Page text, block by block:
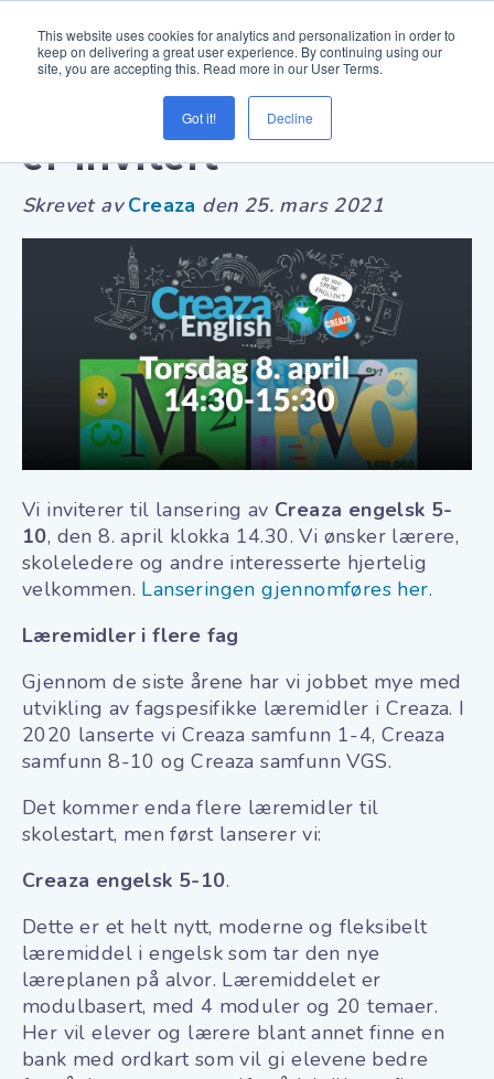
This website uses cookies for analytics and personalization in order to
keep on delivering a great user experience. By continuing using our
site, you are accepting this. Read more in our User Terms.
Got it! Decline
8. april kl. 14.30 - Du
er invitert
Skrevet avCreaza den 25. mars 2021
Vi inviterer til lansering av Creaza engelsk 5-
10, den 8. april klokka 14.30. Vi ønsker lærere,
skoleledere og andre interesserte hjertelig
velkommen. Lanseringen gjennomføres her.
Læremidler i flere fag
Gjennom de siste årene har vi jobbet mye med
utvikling av fagspesifikke læremidler i Creaza. I
2020 lanserte vi Creaza samfunn 1-4, Creaza
samfunn 8-10 og Creaza samfunn VGS.
Det kommer enda flere læremidler til
skolestart, men først lanserer vi:
Creaza engelsk 5-10.
Dette er et helt nytt, moderne og fleksibelt
læremiddel i engelsk som tar den nye
læreplanen på alvor. Læremiddelet er
modulbasert, med 4 moduler og 20 temaer.
Her vil elever og lærere blant annet finne en
bank med ordkart som vil gi elevene bedre